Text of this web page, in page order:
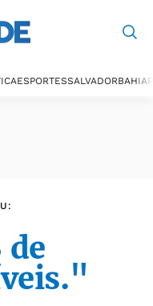
ESPORTESSALVADORBAHIA
de